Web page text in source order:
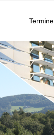
content
Termine